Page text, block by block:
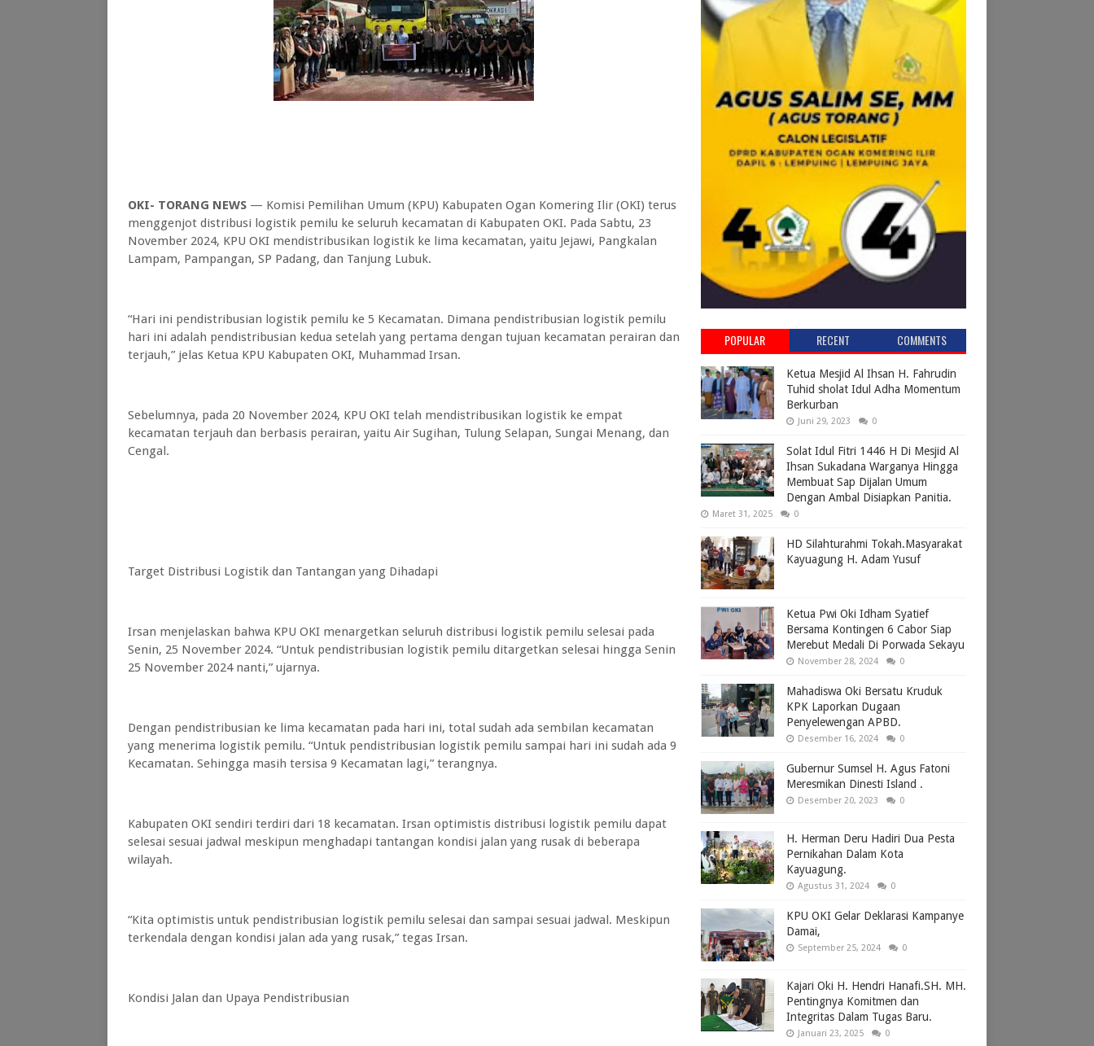
OKI- TORANG NEWS — Komisi Pemilihan Umum (KPU) Kabupaten Ogan Komering Ilir (OKI) terus
menggenjot distribusi logistik pemilu ke seluruh kecamatan di Kabupaten OKI. Pada Sabtu, 23
November 2024, KPU OKI mendistribusikan logistik ke lima kecamatan, yaitu Jejawi, Pangkalan
Lampam, Pampangan, SP Padang, dan Tanjung Lubuk.
“Hari ini pendistribusian logistik pemilu ke 5 Kecamatan. Dimana pendistribusian logistik pemilu
hari ini adalah pendistribusian kedua setelah yang pertama dengan tujuan kecamatan perairan dan
terjauh,” jelas Ketua KPU Kabupaten OKI, Muhammad Irsan.
Sebelumnya, pada 20 November 2024, KPU OKI telah mendistribusikan logistik ke empat
kecamatan terjauh dan berbasis perairan, yaitu Air Sugihan, Tulung Selapan, Sungai Menang, dan
Cengal.
Target Distribusi Logistik dan Tantangan yang Dihadapi
Irsan menjelaskan bahwa KPU OKI menargetkan seluruh distribusi logistik pemilu selesai pada
Senin, 25 November 2024. “Untuk pendistribusian logistik pemilu ditargetkan selesai hingga Senin
25 November 2024 nanti,” ujarnya.
Dengan pendistribusian ke lima kecamatan pada hari ini, total sudah ada sembilan kecamatan
yang menerima logistik pemilu. “Untuk pendistribusian logistik pemilu sampai hari ini sudah ada 9
Kecamatan. Sehingga masih tersisa 9 Kecamatan lagi,” terangnya.
Kabupaten OKI sendiri terdiri dari 18 kecamatan. Irsan optimistis distribusi logistik pemilu dapat
selesai sesuai jadwal meskipun menghadapi tantangan kondisi jalan yang rusak di beberapa
wilayah.
“Kita optimistis untuk pendistribusian logistik pemilu selesai dan sampai sesuai jadwal. Meskipun
terkendala dengan kondisi jalan ada yang rusak,” tegas Irsan.
Kondisi Jalan dan Upaya Pendistribusian
POPULAR RECENT COMMENTS
Ketua Mesjid Al Ihsan H. Fahrudin
Tuhid sholat Idul Adha Momentum
Berkurban
Juni 29, 2023 0
Solat Idul Fitri 1446 H Di Mesjid Al
Ihsan Sukadana Warganya Hingga
Membuat Sap Dijalan Umum
Dengan Ambal Disiapkan Panitia.
Maret 31, 2025 0
HD Silahturahmi Tokah.Masyarakat
Kayuagung H. Adam Yusuf
Ketua Pwi Oki Idham Syatief
Bersama Kontingen 6 Cabor Siap
Merebut Medali Di Porwada Sekayu
November 28, 2024 0
Mahadiswa Oki Bersatu Kruduk
KPK Laporkan Dugaan
Penyelewengan APBD.
Desember 16, 2024 0
Gubernur Sumsel H. Agus Fatoni
Meresmikan Dinesti Island .
Desember 20, 2023 0
H. Herman Deru Hadiri Dua Pesta
Pernikahan Dalam Kota
Kayuagung.
Agustus 31, 2024 0
KPU OKI Gelar Deklarasi Kampanye
Damai,
September 25, 2024 0
Kajari Oki H. Hendri Hanafi.SH. MH.
Pentingnya Komitmen dan
Integritas Dalam Tugas Baru.
Januari 23, 2025 0